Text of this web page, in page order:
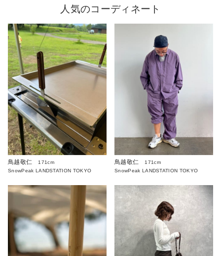
人気のコーディネート
鳥越敬仁
171cm
SnowPeak LANDSTATION TOKYO
鳥越敬仁
171cm
SnowPeak LANDSTATION TOKYO